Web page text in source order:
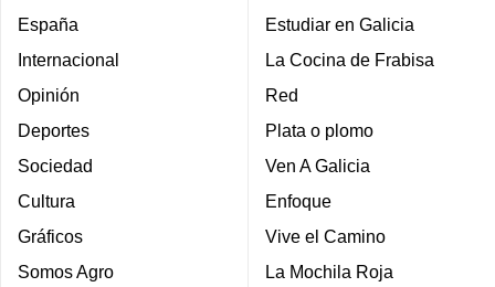
España
Internacional
Opinión
Deportes
Sociedad
Cultura
Gráficos
Somos Agro
Estudiar en Galicia
La Cocina de Frabisa
Red
Plata o plomo
Ven A Galicia
Enfoque
Vive el Camino
La Mochila Roja